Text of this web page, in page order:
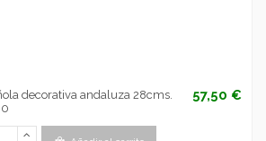
decorativa andaluza 28cms.
57,50 €